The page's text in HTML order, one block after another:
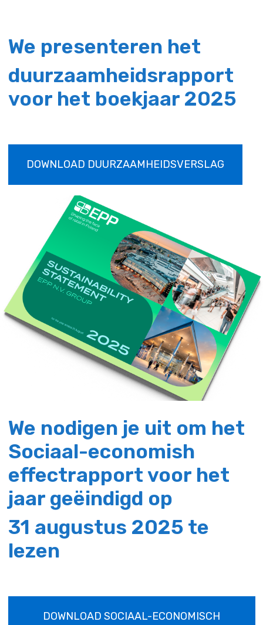
We presenteren het
duurzaamheidsrapport
voor het boekjaar 2025
DOWNLOAD DUURZAAMHEIDSVERSLAG
We nodigen je uit om het
Sociaal-economish
effectrapport voor het
jaar geëindigd op
31 augustus 2025 te
lezen
DOWNLOAD SOCIAAL-ECONOMISCH